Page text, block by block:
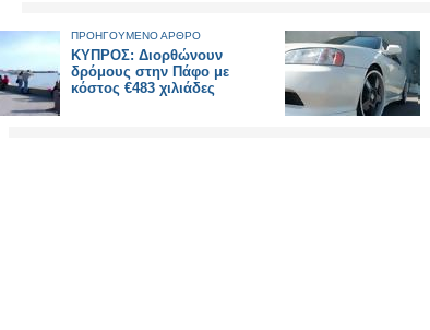
ΠΡΟΗΓΟΥΜΕΝΟ ΑΡΘΡΟ
ΚΥΠΡΟΣ: Διορθώνουν
δρόμους στην Πάφο με
κόστος €483 χιλιάδες